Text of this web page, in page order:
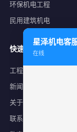
环保机电工程
民用建筑机电
快速导航
工程案例
新闻中心
关于星泽
联系我们
星泽机电客
在线